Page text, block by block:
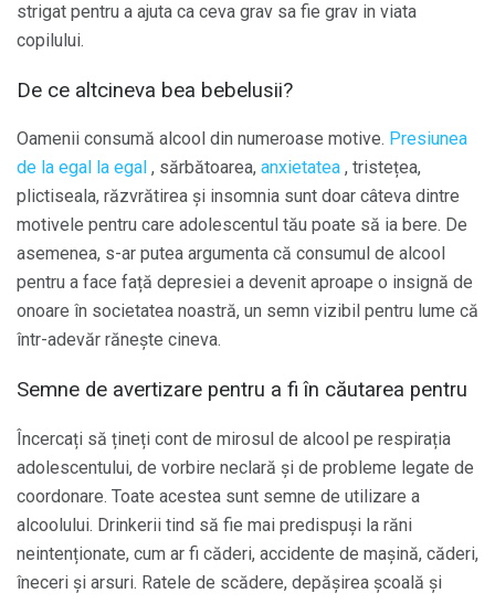
strigat pentru a ajuta ca ceva grav sa fie grav in viata
copilului.
De ce altcineva bea bebelusii?
Oamenii consumă alcool din numeroase motive. Presiunea
de la egal la egal , sărbătoarea, anxietatea , tristețea,
plictiseala, răzvrătirea și insomnia sunt doar câteva dintre
motivele pentru care adolescentul tău poate să ia bere. De
asemenea, s-ar putea argumenta că consumul de alcool
pentru a face față depresiei a devenit aproape o insignă de
onoare în societatea noastră, un semn vizibil pentru lume că
într-adevăr rănește cineva.
Semne de avertizare pentru a fi în căutarea pentru
Încercați să țineți cont de mirosul de alcool pe respirația
adolescentului, de vorbire neclară și de probleme legate de
coordonare. Toate acestea sunt semne de utilizare a
alcoolului. Drinkerii tind să fie mai predispuși la răni
neintenționate, cum ar fi căderi, accidente de mașină, căderi,
îneceri și arsuri. Ratele de scădere, depășirea școală și